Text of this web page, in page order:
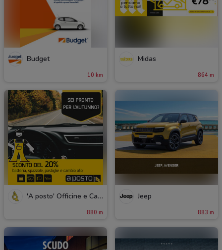
Budget
10 km
Midas
864 m
'A posto' Officine e Carrozzerie
880 m
Jeep
883 m